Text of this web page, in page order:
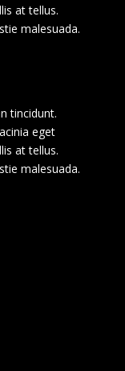
at tellus.
malesuada.
tincidunt.
eget
at tellus.
malesuada.